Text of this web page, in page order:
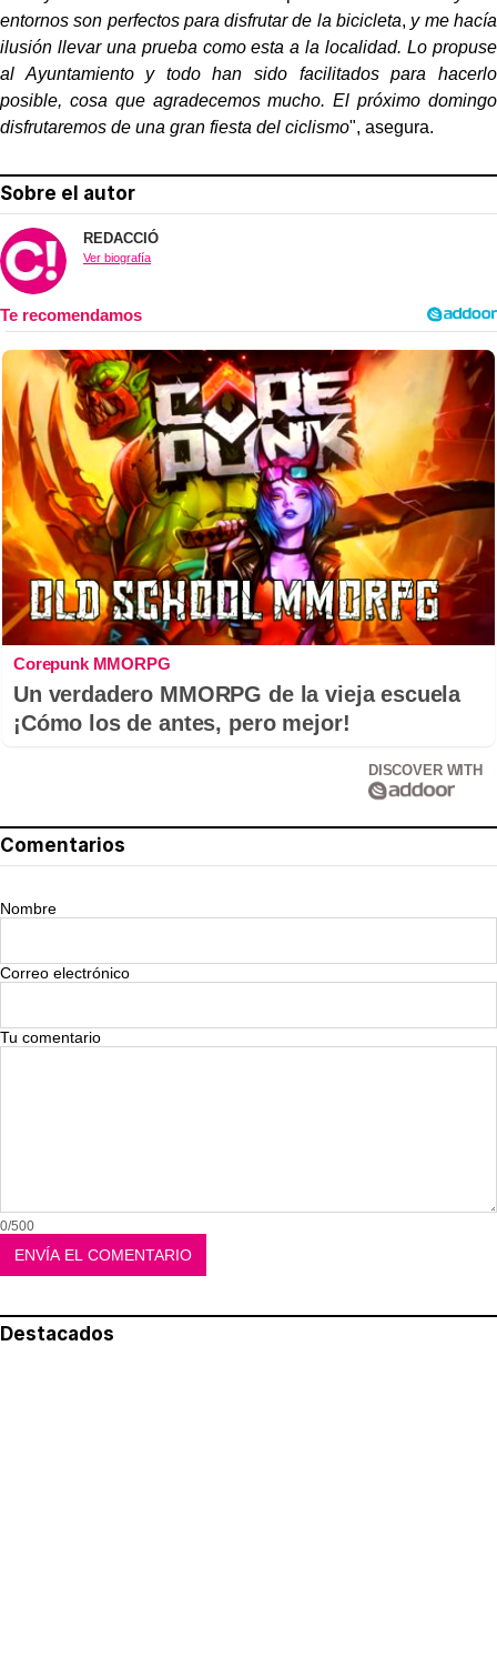
entornos son perfectos para disfrutar de la bicicleta, y me hacía
ilusión llevar una prueba como esta a la localidad. Lo propuse
al Ayuntamiento y todo han sido facilitados para hacerlo
posible, cosa que agradecemos mucho. El próximo domingo
disfrutaremos de una gran fiesta del ciclismo", asegura.
Sobre el autor
REDACCIÓ
Ver biografía
Corepunk MMORPG
Un verdadero MMORPG de la vieja escuela
¡Cómo los de antes, pero mejor!
DISCOVER WITH
Comentarios
Nombre
Correo electrónico
Tu comentario
0/500
Destacados